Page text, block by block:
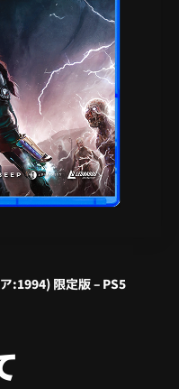
:1994) 限定版 – PS5